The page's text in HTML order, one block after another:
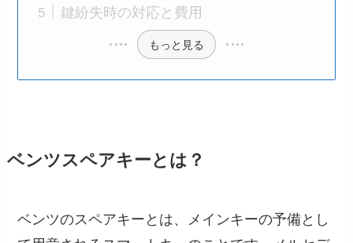
鍵紛失時の対応と費用
もっと見る
ベンツスペアキーとは？
ベンツのスペアキーとは、メインキーの予備とし